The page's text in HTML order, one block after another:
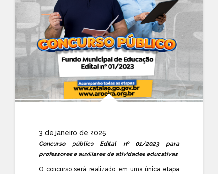
3 de janeiro de 2025
Concurso público Edital nº 01/2023 para
professores e auxiliares de atividades educativas
O concurso será realizado em uma única etapa